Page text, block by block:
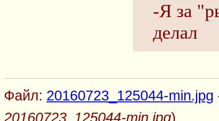
-Я за
делал
Файл: 20160723_125044-min.jpg
20160723_125044-min.jpg)